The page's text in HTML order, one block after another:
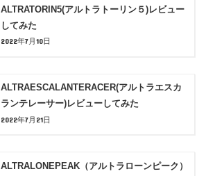
ALTRATORIN5(アルトラトーリン５)レビュー
してみた
2022年7月10日
ALTRAESCALANTERACER(アルトラエスカ
ランテレーサー)レビューしてみた
2022年7月21日
ALTRALONEPEAK（アルトラローンピーク）